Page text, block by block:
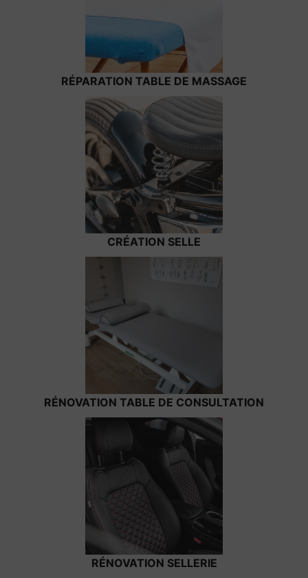
RÉPARATION TABLE DE MASSAGE
CRÉATION SELLE
RÉNOVATION TABLE DE CONSULTATION
RÉNOVATION SELLERIE